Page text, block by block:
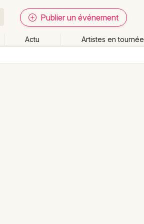
Publier un événement
Actu Artistes en tournée